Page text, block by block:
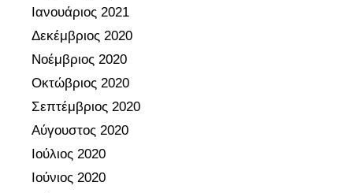
Ιανουάριος 2021
Δεκέμβριος 2020
Νοέμβριος 2020
Οκτώβριος 2020
Σεπτέμβριος 2020
Αύγουστος 2020
Ιούλιος 2020
Ιούνιος 2020